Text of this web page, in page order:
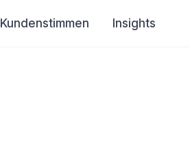
Kundenstimmen Insights